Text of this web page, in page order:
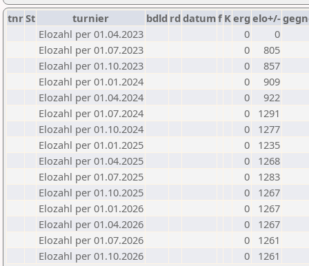
tnrSt turnier bdld rd datumf Kerg elo+/-
Elozahl per 01.04.2023
0
0
Elozahl per 01.07.2023
0
805
Elozahl per 01.10.2023
0
857
Elozahl per 01.01.2024
0
909
Elozahl per 01.04.2024
0
922
Elozahl per 01.07.2024
0
1291
Elozahl per 01.10.2024
0
1277
Elozahl per 01.01.2025
0
1235
Elozahl per 01.04.2025
0
1268
Elozahl per 01.07.2025
0
1283
Elozahl per 01.10.2025
0
1267
Elozahl per 01.01.2026
0
1267
Elozahl per 01.04.2026
0
1267
Elozahl per 01.07.2026
0
1261
Elozahl per 01.10.2026
0 1261